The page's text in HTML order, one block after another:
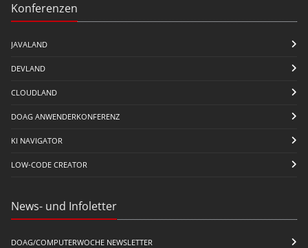
Konferenzen
JAVALAND
DEVLAND
CLOUDLAND
DOAG ANWENDERKONFERENZ
KI NAVIGATOR
LOW-CODE CREATOR
News- und Infoletter
DOAG/COMPUTERWOCHE NEWSLETTER